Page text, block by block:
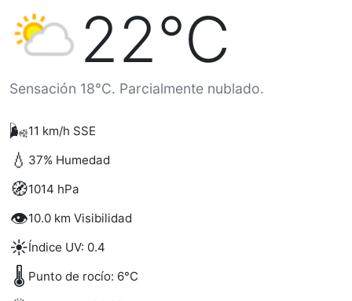
22°C
Sensación 18°C. Parcialmente nublado.
🌬️11 km/h SSE
💧 37% Humedad
🧭1014 hPa
👁️10.0 km Visibilidad
☀️Índice UV: 0.4
🌡️ Punto de rocío: 6°C